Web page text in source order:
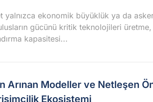
yalnızca ekonomik büyüklük ya da
gücünü kritik teknolojileri
kapasitesi...
Arınan Modeller ve Netleşen
Ekosistemi